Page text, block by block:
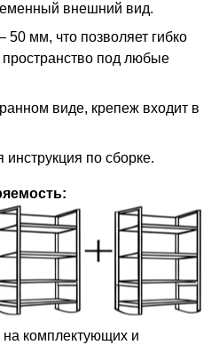
внешний вид.
50 мм, что позволяет гибко
пространство под любые
виде, крепеж входит в
инструкция по сборке.
на комплектующих и